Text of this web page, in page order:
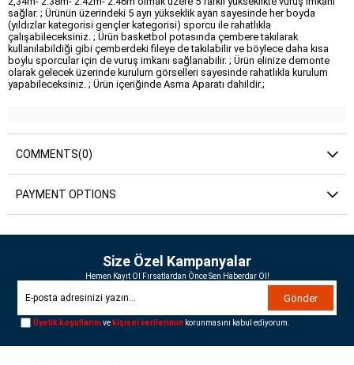
sağlar. ; Ürünün üzerindeki 5 ayrı yükseklik ayarı sayesinde her boyda
(yıldızlar kategorisi gençler kategorisi) sporcu ile rahatlıkla
çalışabileceksiniz. ; Ürün basketbol potasında çembere takılarak
kullanılabildiği gibi çemberdeki fileye de takılabilir ve böylece daha kısa
boylu sporcular için de vuruş imkanı sağlanabilir. ; Ürün elinize demonte
olarak gelecek üzerinde kurulum görselleri sayesinde rahatlıkla kurulum
yapabileceksiniz. ; Ürün içeriğinde Asma Aparatı dahildir.;
COMMENTS(0)
PAYMENT OPTIONS
Size Özel Kampanyalar
Hemen Kayıt Ol Fırsatlardan Önce Sen Haberdar Ol!
Gönder
Üyelik koşullarınıve kişisel verilerimin korunmasını kabul ediyorum.